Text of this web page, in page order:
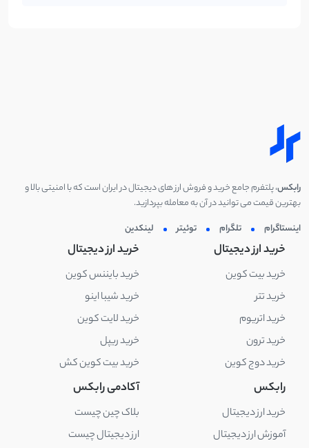
رابکس، پلتفرم جامع خرید و فروش ارز های دیجیتال در ایران است که با امنیتی بالا و
بهترین قیمت می توانید در آن به معامله بپردازید.
اینستاگرام
تلگرام توئیتر لینکدین
خرید ارز دیجیتال
خرید بیت کوین
خرید تتر
خرید اتریوم
خرید ترون
خرید دوج کوین
خرید ارز دیجیتال
خرید بایننس کوین
خرید شیبا اینو
خرید لایت کوین
خرید ریپل
خرید بیت کوین کش
رابکس
خرید ارز دیجیتال
آموزش ارز دیجیتال
آکادمی رابکس
بلاک چین چیست
ارز دیجیتال چیست